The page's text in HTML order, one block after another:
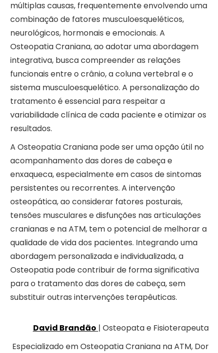
múltiplas causas, frequentemente envolvendo uma
combinação de fatores musculoesqueléticos,
neurológicos, hormonais e emocionais. A
Osteopatia Craniana, ao adotar uma abordagem
integrativa, busca compreender as relações
funcionais entre o crânio, a coluna vertebral e o
sistema musculoesquelético. A personalização do
tratamento é essencial para respeitar a
variabilidade clínica de cada paciente e otimizar os
resultados.
A Osteopatia Craniana pode ser uma opção útil no
acompanhamento das dores de cabeça e
enxaqueca, especialmente em casos de sintomas
persistentes ou recorrentes. A intervenção
osteopática, ao considerar fatores posturais,
tensões musculares e disfunções nas articulações
cranianas e na ATM, tem o potencial de melhorar a
qualidade de vida dos pacientes. Integrando uma
abordagem personalizada e individualizada, a
Osteopatia pode contribuir de forma significativa
para o tratamento das dores de cabeça, sem
substituir outras intervenções terapêuticas.
David Brandão | Osteopata e Fisioterapeuta
Especializado em Osteopatia Craniana na ATM, Dor